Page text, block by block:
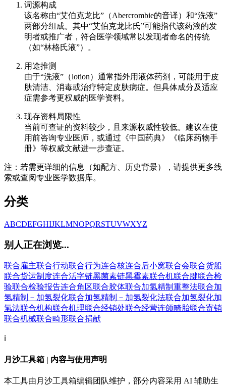
词源构成
该名称由“艾伯克龙比”（Abercrombie的音译）和“洗液”
两部分组成。其中“艾伯克龙比氏”可能指代该药液的发
明者或推广者，符合医学领域常以发现者命名的传统
（如“林格氏液”）。
用途推测
由于“洗液”（lotion）通常指外用液体药剂，可能用于皮
肤清洁、消毒或治疗特定皮肤病症。但具体成分及适应
症需参考更权威的医学资料。
现存资料局限性
当前可查证的资料较少，且来源权威性较低。建议在使
用前咨询专业医师，或通过《中国药典》《临床药物手
册》等权威文献进一步查证。
注：若需更详细的信息（如配方、历史背景），请提供更多线
索或查阅专业医学数据库。
分类
ABCDEFGHIJKLMNOPQRSTUVWXYZ
别人正在浏览...
联合雇主联合行动联合行为连合核连合后小窝联合会联合货船
联合货运制度连合活字链黑菌素链黑霉素联合机联合腱联合检
验联合检验报告连合角区联合胶体联合加氢精制重整法联合加
氢精制－加氢裂化联合加氢精制－加氢裂化法联合加氢裂化加
氢法联合机构联合机理联合经销处联合经营连颌畸胎联合寄销
联合机械联合畸形联合捐献
ℹ️
月沙工具箱 | 内容与使用声明
本工具由月沙工具箱编辑团队维护，部分内容采用 AI 辅助生